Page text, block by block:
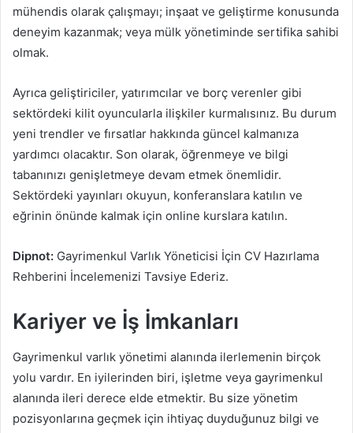
mühendis olarak çalışmayı; inşaat ve geliştirme konusunda
deneyim kazanmak; veya mülk yönetiminde sertifika sahibi
olmak.
Ayrıca geliştiriciler, yatırımcılar ve borç verenler gibi
sektördeki kilit oyuncularla ilişkiler kurmalısınız. Bu durum
yeni trendler ve fırsatlar hakkında güncel kalmanıza
yardımcı olacaktır. Son olarak, öğrenmeye ve bilgi
tabanınızı genişletmeye devam etmek önemlidir.
Sektördeki yayınları okuyun, konferanslara katılın ve
eğrinin önünde kalmak için online kurslara katılın.
Dipnot: Gayrimenkul Varlık Yöneticisi İçin CV Hazırlama
Rehberini İncelemenizi Tavsiye Ederiz.
Kariyer ve İş İmkanları
Gayrimenkul varlık yönetimi alanında ilerlemenin birçok
yolu vardır. En iyilerinden biri, işletme veya gayrimenkul
alanında ileri derece elde etmektir. Bu size yönetim
pozisyonlarına geçmek için ihtiyaç duyduğunuz bilgi ve